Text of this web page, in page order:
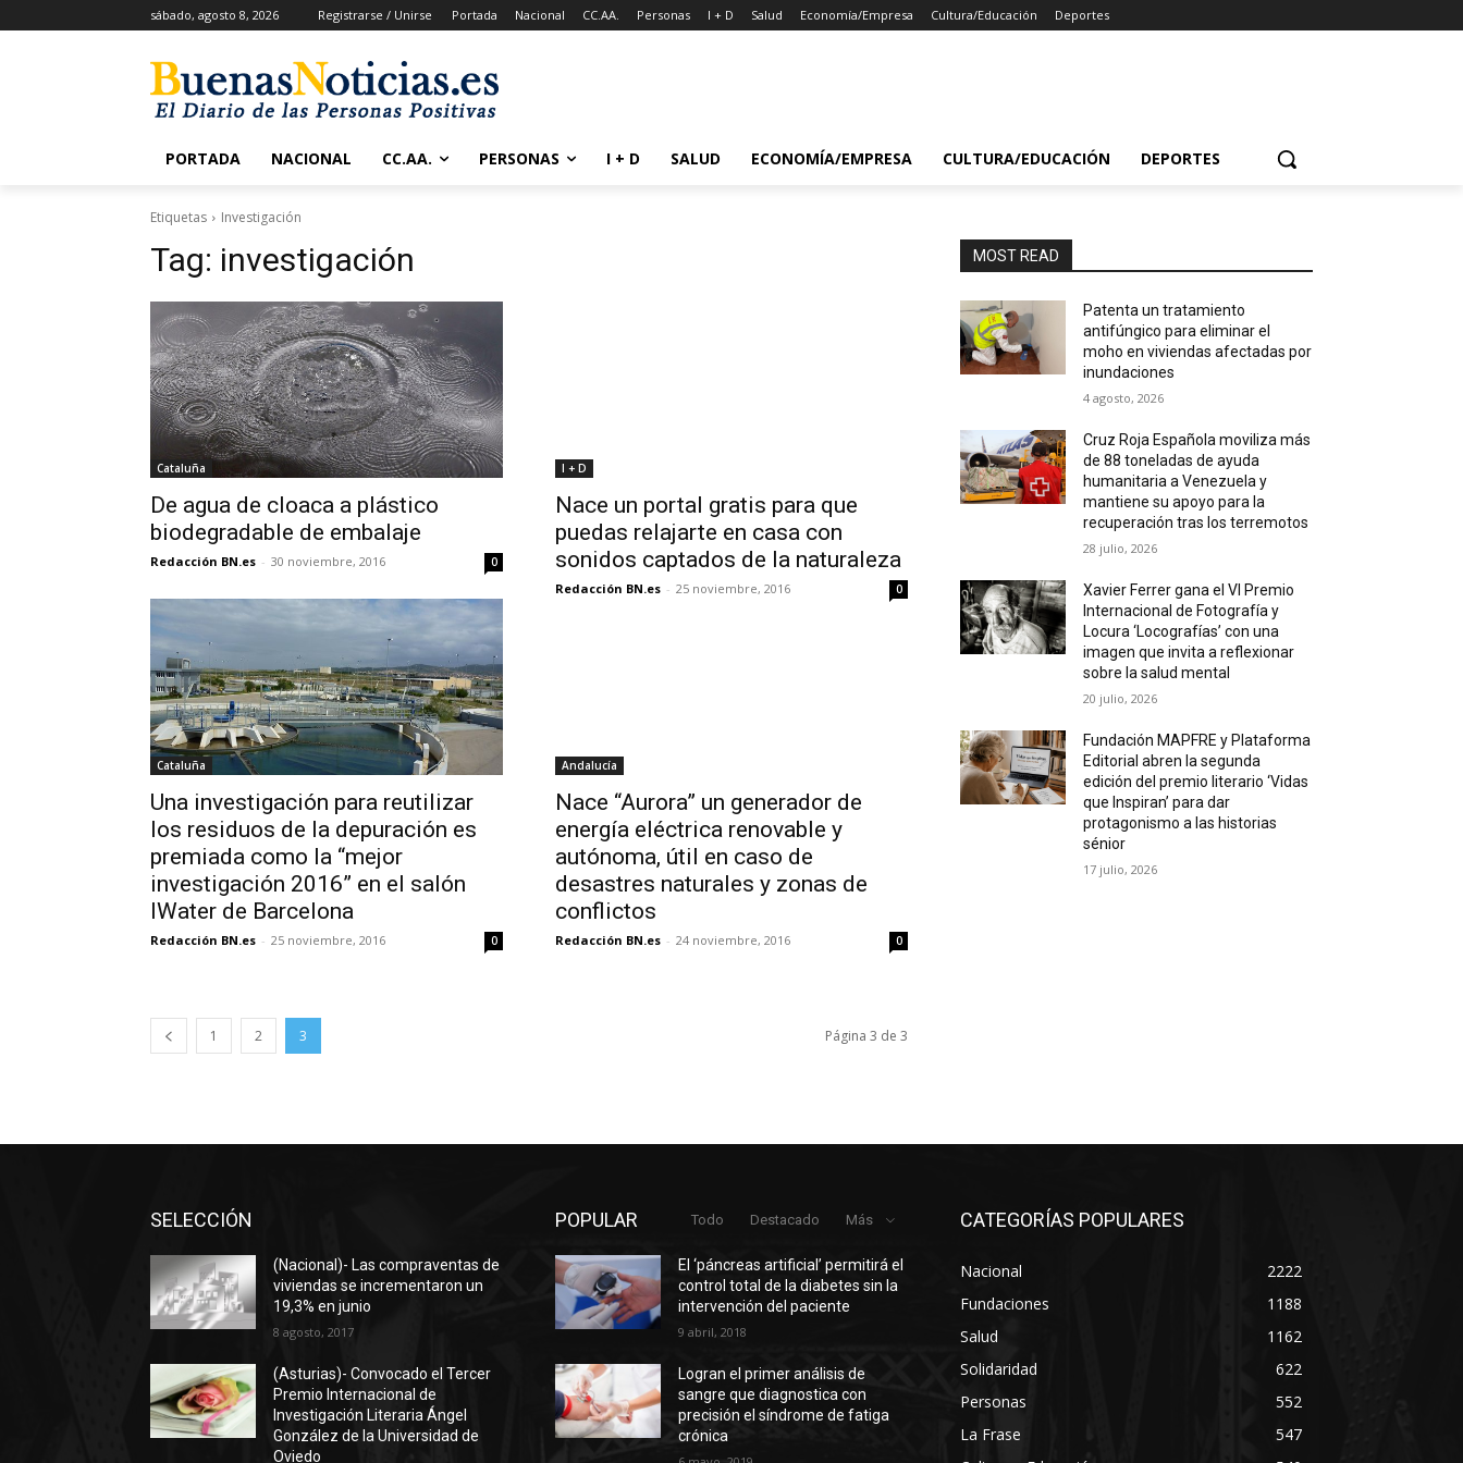
sábado, agosto 8, 2026 Registrarse / Unirse Portada Nacional CC.AA. Personas I + D Salud Economía/Empresa Cultura/Educación Deportes
PORTADA NACIONAL CC.AA. PERSONAS I + D SALUD ECONOMÍA/EMPRESA CULTURA/EDUCACIÓN DEPORTES
Etiquetas Investigación
Tag: investigación
Cataluña
De agua de cloaca a plástico
biodegradable de embalaje
Redacción BN.es - 30 noviembre, 2016 0
I + D
Nace un portal gratis para que
puedas relajarte en casa con
sonidos captados de la naturaleza
Redacción BN.es - 25 noviembre, 2016 0
Cataluña
Una investigación para reutilizar
los residuos de la depuración es
premiada como la “mejor
investigación 2016” en el salón
IWater de Barcelona
Redacción BN.es - 25 noviembre, 2016 0
Andalucía
Nace “Aurora” un generador de
energía eléctrica renovable y
autónoma, útil en caso de
desastres naturales y zonas de
conflictos
Redacción BN.es - 24 noviembre, 2016 0
1 2 3 Página 3 de 3
MOST READ
Patenta un tratamiento
antifúngico para eliminar el
moho en viviendas afectadas por
inundaciones
4 agosto, 2026
Cruz Roja Española moviliza más
de 88 toneladas de ayuda
humanitaria a Venezuela y
mantiene su apoyo para la
recuperación tras los terremotos
28 julio, 2026
Xavier Ferrer gana el VI Premio
Internacional de Fotografía y
Locura ‘Locografías’ con una
imagen que invita a reflexionar
sobre la salud mental
20 julio, 2026
Fundación MAPFRE y Plataforma
Editorial abren la segunda
edición del premio literario ‘Vidas
que Inspiran’ para dar
protagonismo a las historias
sénior
17 julio, 2026
SELECCIÓN
(Nacional)- Las compraventas de
viviendas se incrementaron un
19,3% en junio
8 agosto, 2017
(Asturias)- Convocado el Tercer
Premio Internacional de
Investigación Literaria Ángel
González de la Universidad de
Oviedo
POPULAR Todo Destacado Más
El ‘páncreas artificial’ permitirá el
control total de la diabetes sin la
intervención del paciente
9 abril, 2018
Logran el primer análisis de
sangre que diagnostica con
precisión el síndrome de fatiga
crónica
CATEGORÍAS POPULARES
Nacional
2222
Fundaciones
1188
Salud
1162
Solidaridad
622
Personas
552
La Frase
547